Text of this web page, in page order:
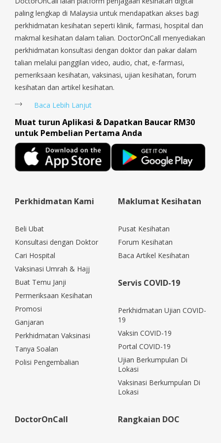
Payoh, Tanjong Pagar, Telok Blangah, Tanglin, Thomson, Tuas,
Tengah, Upper East Coast, Upper Bukit Timah, Upper Thomson,
Woodlands, West Coast, Yishun, Yio Chu Kang.
paling lengkap di Malaysia untuk mendapatkan akses bagi
perkhidmatan kesihatan seperti klinik, farmasi, hospital dan
makmal kesihatan dalam talian. DoctorOnCall menyediakan
perkhidmatan konsultasi dengan doktor dan pakar dalam
talian melalui panggilan video, audio, chat, e-farmasi,
pemeriksaan kesihatan, vaksinasi, ujian kesihatan, forum
kesihatan dan artikel kesihatan.
Baca Lebih Lanjut
Muat turun Aplikasi & Dapatkan Baucar RM30
untuk Pembelian Pertama Anda
Perkhidmatan Kami
Beli Ubat
Konsultasi dengan Doktor
Cari Hospital
Vaksinasi Umrah & Hajj
Buat Temu Janji
Permeriksaan Kesihatan
Promosi
Ganjaran
Perkhidmatan Vaksinasi
Tanya Soalan
Polisi Pengembalian
Maklumat Kesihatan
Pusat Kesihatan
Forum Kesihatan
Baca Artikel Kesihatan
Servis COVID-19
Perkhidmatan Ujian COVID-
19
Vaksin COVID-19
Portal COVID-19
Ujian Berkumpulan Di
Lokasi
Vaksinasi Berkumpulan Di
Lokasi
DoctorOnCall Rangkaian DOC